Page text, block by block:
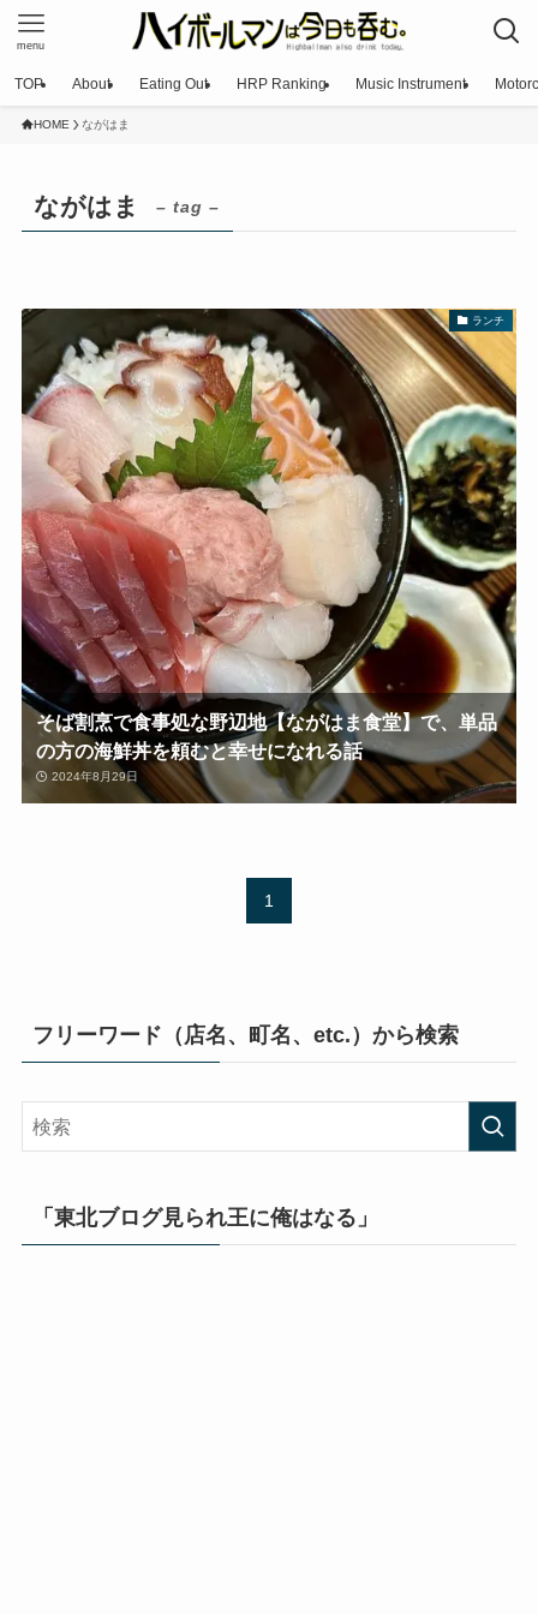
menu
TOP About Eating Out HRP Ranking Music Instrument
HOME ながはま
ながはま – tag –
ランチ
そば割烹で食事処な野辺地【ながはま食堂】で、単品
の方の海鮮丼を頼むと幸せになれる話
2024年8月29日
1
フリーワード（店名、町名、etc.）から検索
「東北ブログ見られ王に俺はなる」